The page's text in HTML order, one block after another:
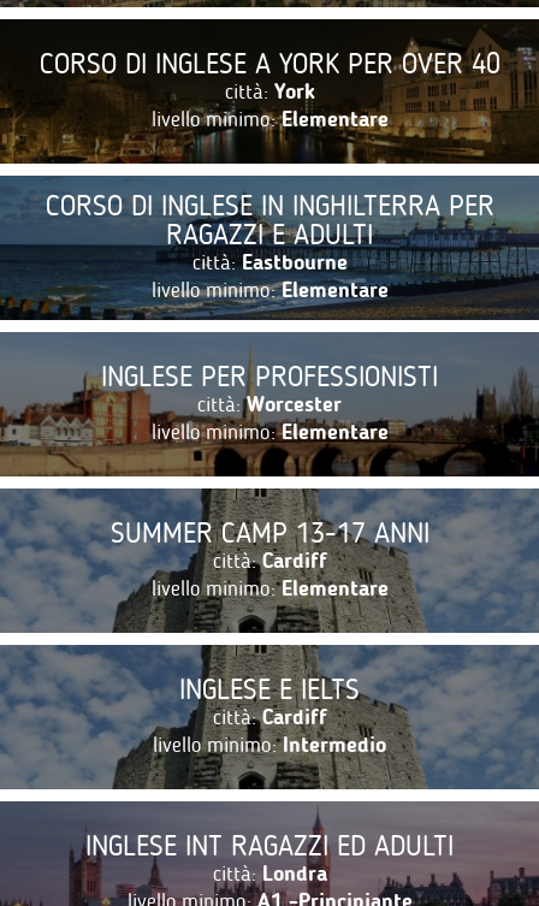
CORSO DI INGLESE A YORK PER OVER 40
città: York
livello minimo:Elementare
CORSO DI INGLESE IN INGHILTERRA PER
RAGAZZI E ADULTI
città:Eastbourne
livello minimo:Elementare
INGLESE PER PROFESSIONISTI
città:Worcester
livello minimo:Elementare
SUMMER CAMP 13-17 ANNI
città:Cardiff
livello minimo:Elementare
INGLESE E IELTS
città:Cardiff
livello minimo:Intermedio
INGLESE INT RAGAZZI ED ADULTI
città: Londra